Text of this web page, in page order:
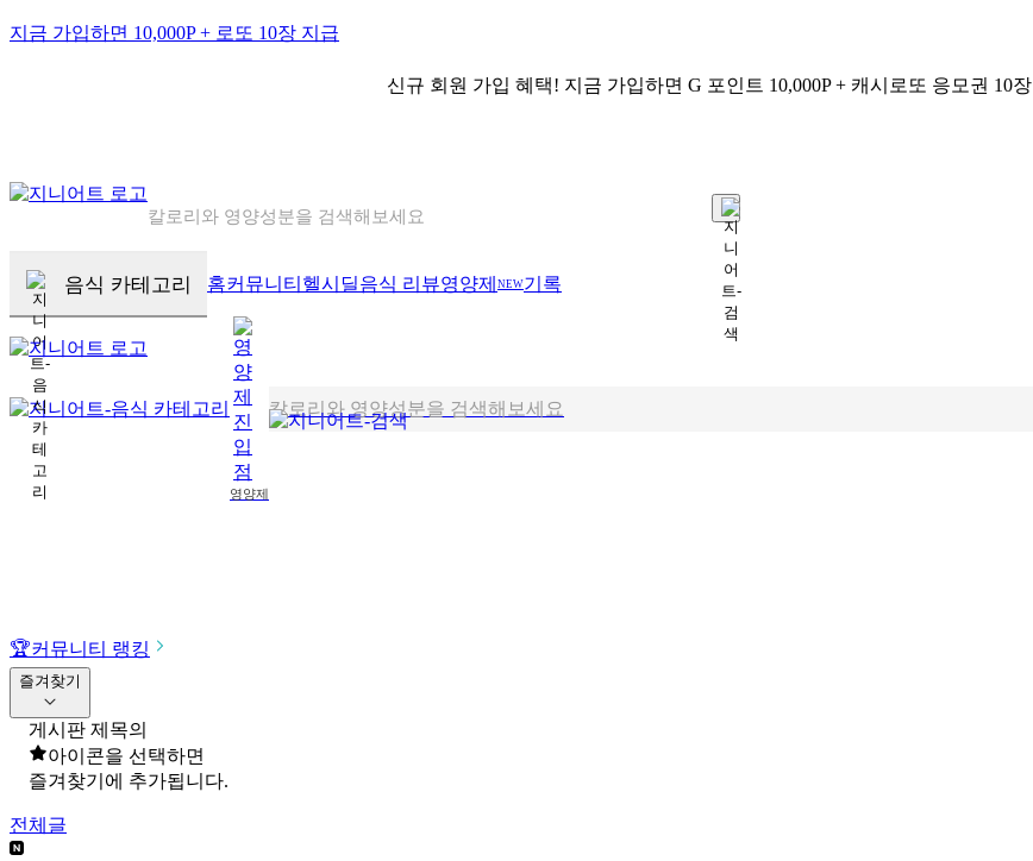
지금 가입하면 10,000P + 로또 10장 지급
신규 회원 가입 혜택! 지금 가입하면 G 포인트 10,000P + 캐시로또 응모권 10장
칼로리와 영양성분을 검색해보세요
음식 카테고리 홈커뮤니티 헬시딜음식 리뷰영양제 NEW기록
영양제
칼로리와 영양성분을 검색해보세요
🏆커뮤니티 랭킹
즐겨찾기
게시판 제목의
아이콘을 선택하면
즐겨찾기에 추가됩니다.
전체글